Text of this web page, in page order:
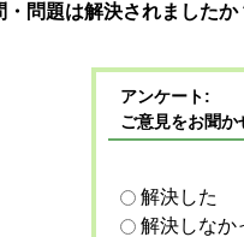
・問題は解決されましたか
アンケート:
ご意見をお聞か
解決した
解決しなか